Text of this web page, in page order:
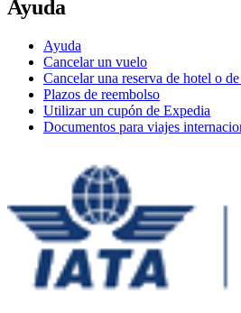
Ayuda
Ayuda
Cancelar un vuelo
Cancelar una reserva de hotel o
Plazos de reembolso
Utilizar un cupón de Expedia
Documentos para viajes